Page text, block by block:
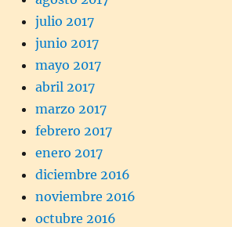
julio 2017
junio 2017
mayo 2017
abril 2017
marzo 2017
febrero 2017
enero 2017
diciembre 2016
noviembre 2016
octubre 2016